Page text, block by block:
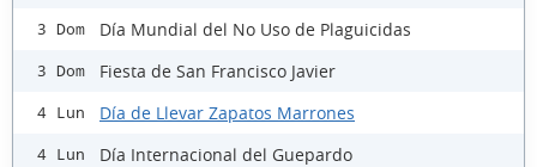
3 Dom Día Mundial del No Uso de Plaguicidas
3 Dom Fiesta de San Francisco Javier
4 Lun Día de Llevar Zapatos Marrones
4 Lun Día Internacional del Guepardo